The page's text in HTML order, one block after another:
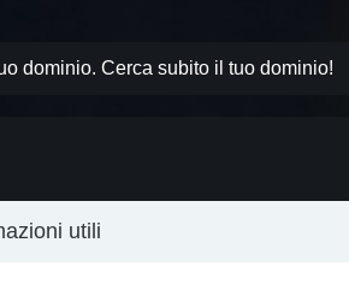
dominio. Cerca subito il tuo dominio!
utili